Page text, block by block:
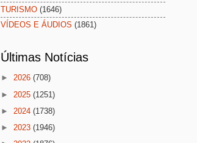
TURISMO (1646)
VÍDEOS E ÁUDIOS (1861)
Últimas Notícias
► 2026 (708)
► 2025 (1251)
► 2024 (1738)
► 2023 (1946)